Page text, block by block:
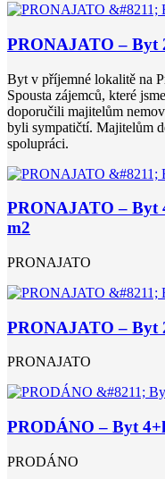
PRONAJATO – Byt
Byt v příjemné lokalitě na
Spousta zájemců, které
doporučili majitelům
byli sympatičtí. Majitelům
spolupráci.
PRONAJATO – Byt
m2
PRONAJATO
PRONAJATO – Byt
PRONAJATO
PRODÁNO – Byt
PRODÁNO